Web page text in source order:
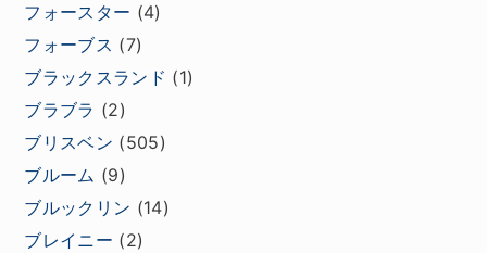
フォースター (4)
フォーブス (7)
ブラックスランド (1)
ブラブラ (2)
ブリスベン (505)
ブルーム (9)
ブルックリン (14)
ブレイニー (2)